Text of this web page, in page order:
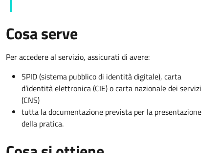
Cosa serve
Per accedere al servizio, assicurati di avere:
SPID (sistema pubblico di identità digitale), carta
d’identità elettronica (CIE) o carta nazionale dei servizi
(CNS)
tutta la documentazione prevista per la presentazione
della pratica.